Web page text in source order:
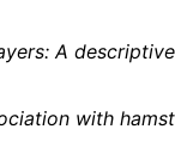
A
with